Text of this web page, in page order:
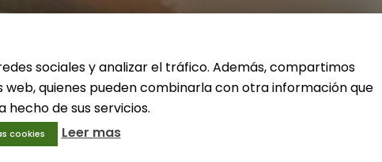
Política de privacidad
Política de cookies
sociales y analizar el tráfico. Además, compartimos
quienes pueden combinarla con otra información que
de sus servicios.
cookies Leer mas